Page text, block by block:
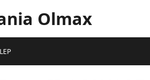
Olmax